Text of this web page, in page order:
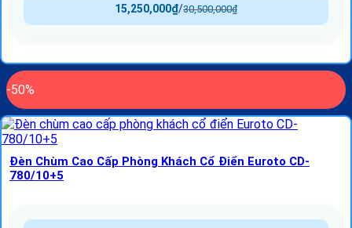
30,500,000₫
/
15,250,000₫
-50%
Đèn Chùm Cao Cấp Phòng Khách Cổ Điển Euroto CD-
780/10+5